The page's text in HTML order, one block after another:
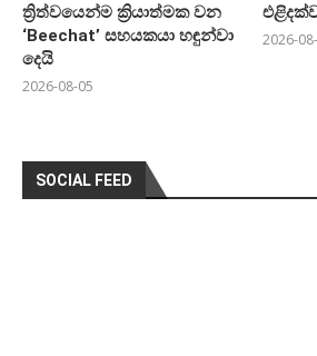
ත්‍රිත්වයෙන්ම ක්‍රියාත්මක වන
‘Beechat’ සහයකයා හඳුන්වා
දෙයි
2026-08-05
2026-
SOCIAL FEED